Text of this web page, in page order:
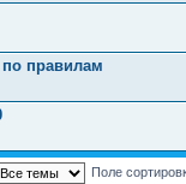
правилам
Поле